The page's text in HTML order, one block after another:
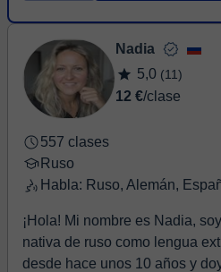
Nadia
5,0 (11)
12 €/clase
557 clases
Ruso
Habla: Ruso, Alemán,
¡Hola! Mi nombre es Nadia,
nativa de ruso como lengua
desde hace unos 10 años y